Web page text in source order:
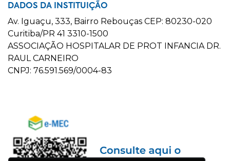
DADOS DA INSTITUIÇÃO
Av. Iguaçu, 333, Bairro Rebouças CEP: 80230-020
Curitiba/PR 41 3310-1500
ASSOCIAÇÃO HOSPITALAR DE PROT INFANCIA DR.
RAUL CARNEIRO
CNPJ: 76.591.569/0004-83